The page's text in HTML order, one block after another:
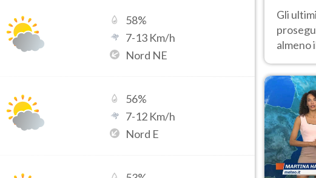
58%
7-13 Km/h
Nord NE
56%
7-12 Km/h
Nord E
Gli
almeno